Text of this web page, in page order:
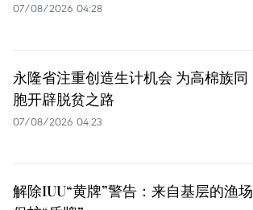
07/08/2026 04:28
永隆省注重创造生计机会 为高棉族同
胞开辟脱贫之路
07/08/2026 04:23
解除IUU“黄牌”警告：来自基层的渔场